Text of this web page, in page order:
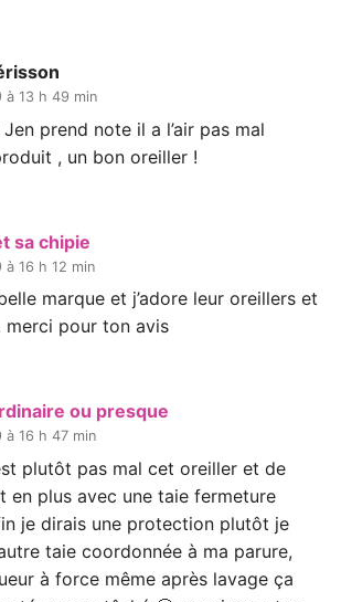
à 13 h 49 min
prend note il a l’air pas mal
, un bon oreiller !
sa chipie
à 16 h 12 min
marque et j’adore leur oreillers et
merci pour ton avis
ou presque
à 16 h 47 min
plutôt pas mal cet oreiller et de
en plus avec une taie fermeture
je dirais une protection plutôt je
taie coordonnée à ma parure,
à force même après lavage ça